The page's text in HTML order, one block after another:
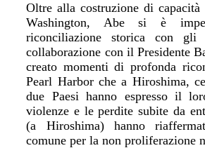
Oltre alla costruzione di capacità
Washington, Abe si è
riconciliazione storica con
collaborazione con il Presidente
creato momenti di profonda
Pearl Harbor che a Hiroshima,
due Paesi hanno espresso il
violenze e le perdite subite da
(a Hiroshima) hanno
comune per la non proliferazione